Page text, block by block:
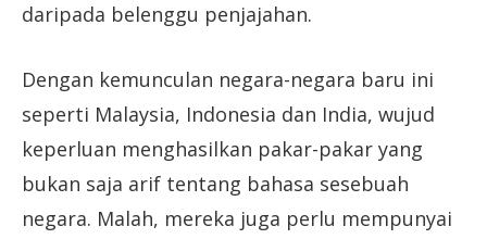
daripada belenggu penjajahan.
Dengan kemunculan negara-negara baru ini
seperti Malaysia, Indonesia dan India, wujud
keperluan menghasilkan pakar-pakar yang
bukan saja arif tentang bahasa sesebuah
negara. Malah, mereka juga perlu mempunyai